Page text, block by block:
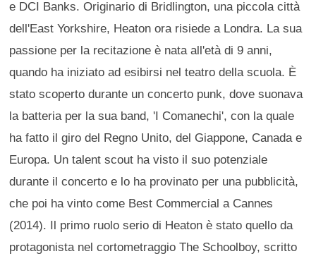
e DCI Banks. Originario di Bridlington, una piccola città
dell'East Yorkshire, Heaton ora risiede a Londra. La sua
passione per la recitazione è nata all'età di 9 anni,
quando ha iniziato ad esibirsi nel teatro della scuola. È
stato scoperto durante un concerto punk, dove suonava
la batteria per la sua band, 'I Comanechi', con la quale
ha fatto il giro del Regno Unito, del Giappone, Canada e
Europa. Un talent scout ha visto il suo potenziale
durante il concerto e lo ha provinato per una pubblicità,
che poi ha vinto come Best Commercial a Cannes
(2014). Il primo ruolo serio di Heaton è stato quello da
protagonista nel cortometraggio The Schoolboy, scritto